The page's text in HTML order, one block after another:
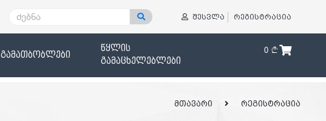
შესვლა რეგისტრაცია
გამათბობლები
წყლის
გამაცხელებლები
0
მთავარი რეგისტრაცია